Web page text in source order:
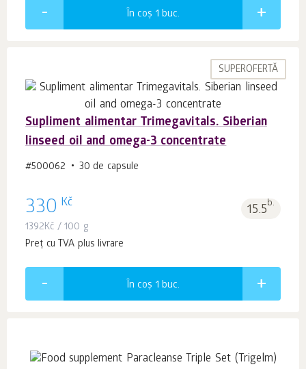
În coș 1 buc.
SUPEROFERTĂ
Supliment alimentar Trimegavitals. Siberian
linseed oil and omega-3 concentrate
#500062 30 de capsule
330 Kč 15.5b.
1392Kč / 100 g
Preț cu TVA plus livrare
În coș 1 buc.